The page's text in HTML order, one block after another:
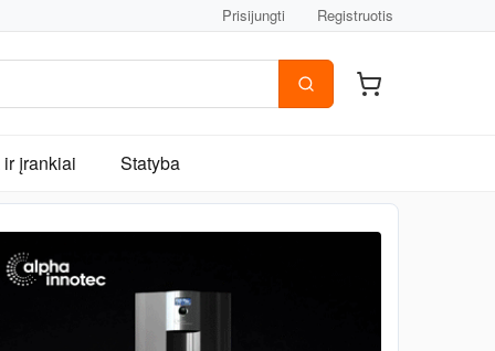
Prisijungti Registruotis
įrankiai Statyba